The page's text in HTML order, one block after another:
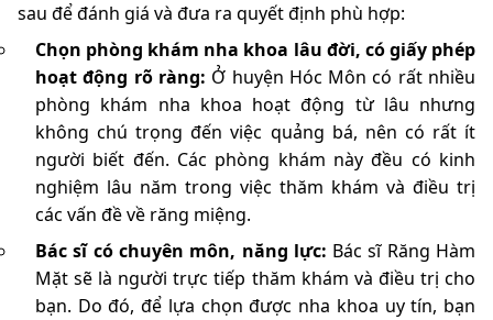
sau để đánh giá và đưa ra quyết định phù hợp:
Chọn phòng khám nha khoa lâu đời, có giấy phép
hoạt động rõ ràng: Ở huyện Hóc Môn có rất nhiều
phòng khám nha khoa hoạt động từ lâu nhưng
không chú trọng đến việc quảng bá, nên có rất ít
người biết đến. Các phòng khám này đều có kinh
nghiệm lâu năm trong việc thăm khám và điều trị
các vấn đề về răng miệng.
Bác sĩ có chuyên môn, năng lực: Bác sĩ Răng Hàm
Mặt sẽ là người trực tiếp thăm khám và điều trị cho
bạn. Do đó, để lựa chọn được nha khoa uy tín, bạn